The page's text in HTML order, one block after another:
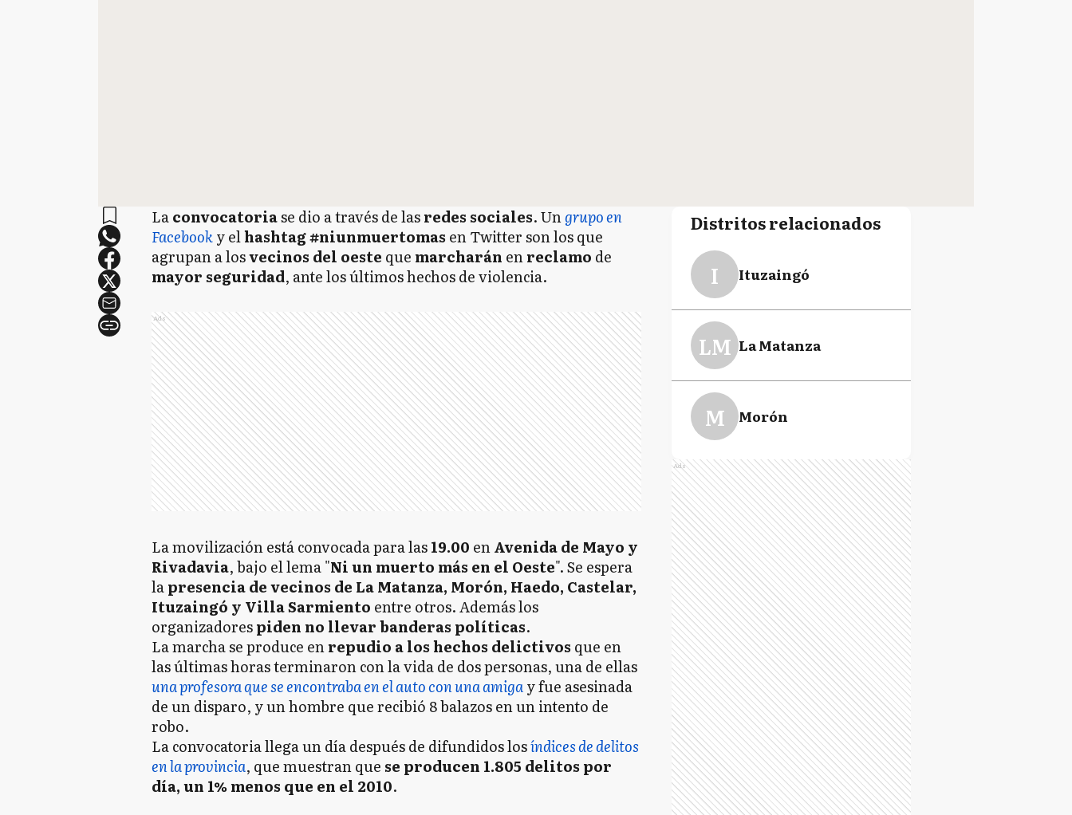
Laconvocatoriase dio a través de lasredes sociales. Ungrupo en
Facebooky elhashtag #niunmuertomas en Twitter son los que
agrupan a losvecinos del oeste que marcharán enreclamo de
mayor seguridad, ante los últimos hechos de violencia.
Ads
La movilización está convocada para las19.00 enAvenida de Mayo y
Rivadavia, bajo el lema "Ni un muerto más en el Oeste". Se espera
lapresencia de vecinos de La Matanza, Morón, Haedo, Castelar,
Ituzaingó y Villa Sarmiento entre otros. Además los
organizadorespiden no llevar banderas políticas.
La marcha se produce enrepudio a los hechos delictivos que en
las últimas horas terminaron con la vida de dos personas, una de ellas
una profesora que se encontraba en el auto con una amigay fue asesinada
de un disparo, y un hombre que recibió 8 balazos en un intento de
robo.
La convocatoria llega un día después de difundidos losíndices de delitos
en la provincia, que muestran que se producen 1.805 delitos por
día, un 1% menos que en el 2010.
Distritos relacionados
I Ituzaingó
LM La Matanza
M Morón
Ads